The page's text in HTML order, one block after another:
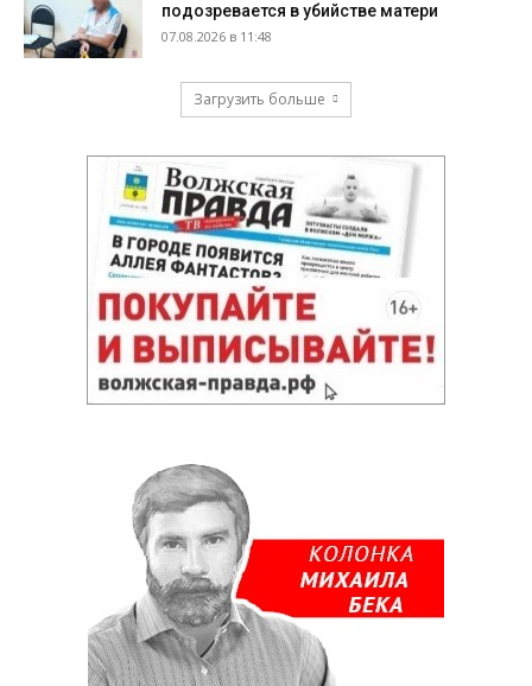
подозревается в убийстве матери
07.08.2026 в 11:48
Загрузить больше